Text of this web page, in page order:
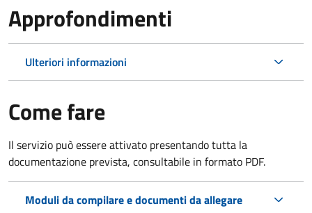
Approfondimenti
Ulteriori informazioni
Come fare
Il servizio può essere attivato presentando tutta la
documentazione prevista, consultabile in formato PDF.
Moduli da compilare e documenti da allegare